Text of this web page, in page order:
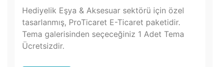
Hediyelik Eşya & Aksesuar sektörü için özel
tasarlanmış, ProTicaret E-Ticaret paketidir.
Tema galerisinden seçeceğiniz 1 Adet Tema
Ücretsizdir.